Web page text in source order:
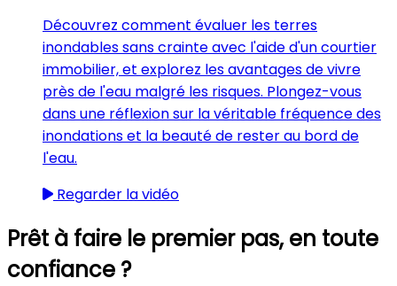
Découvrez comment évaluer les terres
inondables sans crainte avec l'aide d'un courtier
immobilier, et explorez les avantages de vivre
près de l'eau malgré les risques. Plongez-vous
dans une réflexion sur la véritable fréquence des
inondations et la beauté de rester au bord de
l'eau.
Regarder la vidéo
Prêt à faire le premier pas, en toute
confiance ?